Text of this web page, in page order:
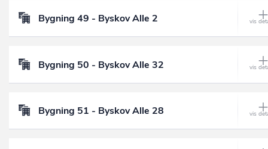
Bygning 49 - Byskov Alle 2
Bygning 50 - Byskov Alle 32
Bygning 51 - Byskov Alle 28